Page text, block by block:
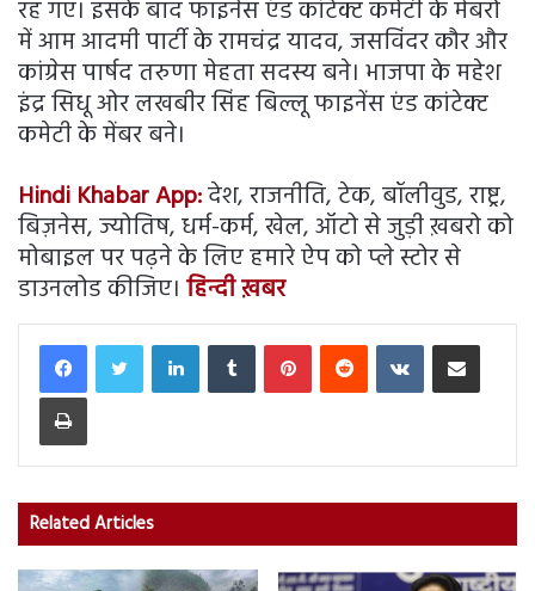
रह गए। इसके बाद फाइनेंस एंड कांटेक्ट कमेटी के मेंबरों
में आम आदमी पार्टी के रामचंद्र यादव, जसविंदर कौर और
कांग्रेस पार्षद तरुणा मेहता सदस्य बने। भाजपा के महेश
इंद्र सिधू ओर लखबीर सिंह बिल्लू फाइनेंस एंड कांटेक्ट
कमेटी के मेंबर बने।
Hindi Khabar App:देश, राजनीति, टेक, बॉलीवुड, राष्ट्र,
बिज़नेस, ज्योतिष, धर्म-कर्म, खेल, ऑटो से जुड़ी ख़बरो को
मोबाइल पर पढ़ने के लिए हमारे ऐप को प्ले स्टोर से
डाउनलोड कीजिए। हिन्दी ख़बर
LinkedInTumblr PinterestReddit VKontakteShare via Email
Print
Related Articles